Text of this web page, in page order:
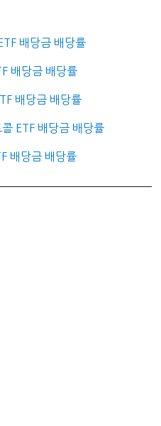
배당금 배당률
배당금 배당률
배당금 배당률
ETF 배당금 배당률
배당금 배당률